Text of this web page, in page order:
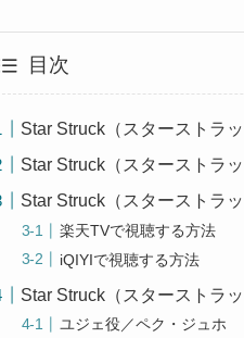
目次
Star Struck（スターストラ
Star Struck（スターストラ
Star Struck（スターストラ
楽天TVで視聴する方法
iQIYIで視聴する方法
Star Struck（スターストラ
ユジェ役／ペク・ジュホ